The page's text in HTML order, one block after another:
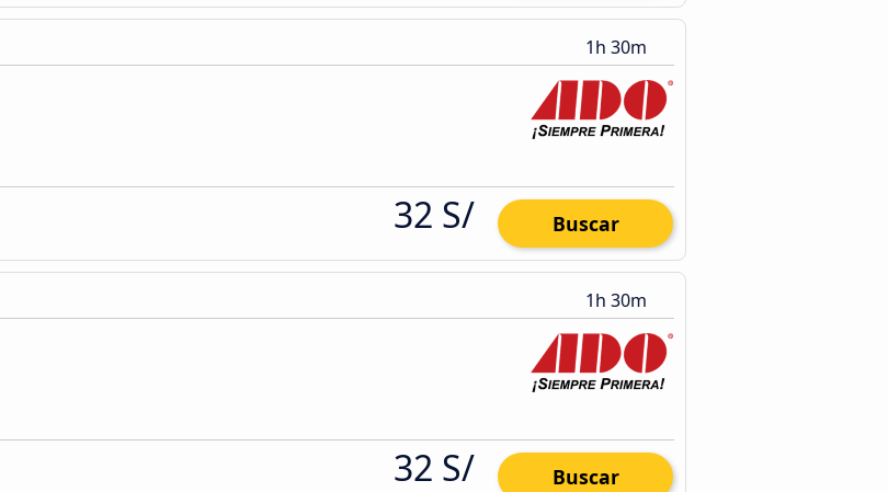
1h 30m
32 S/ Buscar
1h 30m
32 S/ Buscar